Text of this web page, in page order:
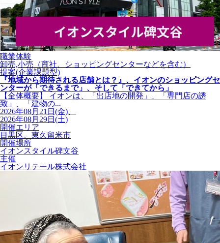
職業体験
卸売,小売（商社、ショッピングセンターなどを含む）
提案(企業課題型)
『地域から期待される店舗とは？』、イオンのショッピングセ
ンターが「できるまで」、そして「できてから」
【全体概要】 イオンは、「出店地の開発」、「専門店の誘
致」、「建物の...
2026年08月21日(金)、
2026年08月29日(土)
開催エリア
目黒区、東久留米市
開催場所
イオンスタイル碑文谷
主催
イオンリテール株式会社